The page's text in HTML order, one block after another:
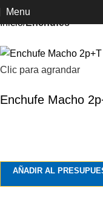
Menu
Inicio Enchufes
Clic para agrandar
Enchufe Macho
AÑADIR AL